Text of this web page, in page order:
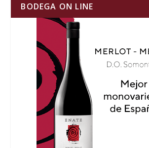
BODEGA ON LINE